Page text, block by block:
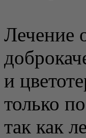
Лечение
и
только
так как